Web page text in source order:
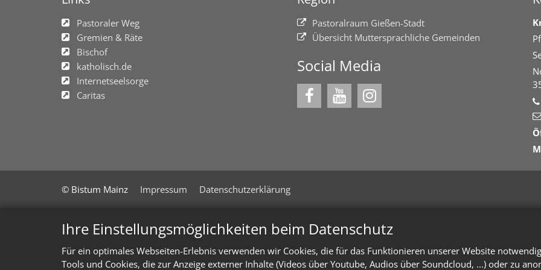
Ihre Einstellungsmöglichkeiten beim Datenschutz
Für ein optimales Webseiten-Erlebnis verwenden wir Cookies, die für das Funktionieren unserer Website
Tools und Cookies, die zur Anzeige externer Inhalte (Videos über Youtube, Audios über Soundcloud, ...) oder zu
Pastoraler Weg
Gremien & Räte
Bischof
katholisch.de
Internetseelsorge
Caritas
Pastoralraum Gießen-Stadt
Übersicht Muttersprachliche Gemeinden
Social Media
© Bistum Mainz Impressum Datenschutzerklärung